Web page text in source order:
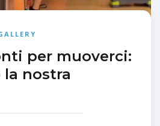
per muoverci:
nostra